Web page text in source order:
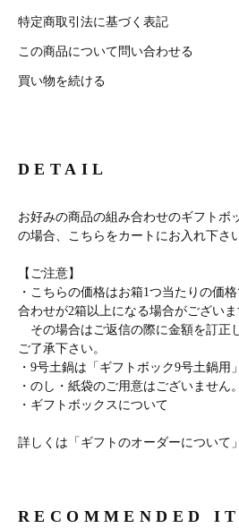
特定商取引法に基づく表記
この商品について問い合わせる
買い物を続ける
DETAIL
お好みの商品の組み合わせのギフトボ
の場合、こちらをカートにお入れ下さ
【ご注意】
・こちらの価格はお箱1つ当たりの価
合わせが2箱以上になる場合がございま
その場合はご返信の際に金額を訂正
ご了承下さい。
・9号土鍋は「 ギフトボック9号土鍋用
・のし・紙袋のご用意はございません
・ ギフトボックスについて
詳しくは「 ギフトのオーダーについて
RECOMMENDED